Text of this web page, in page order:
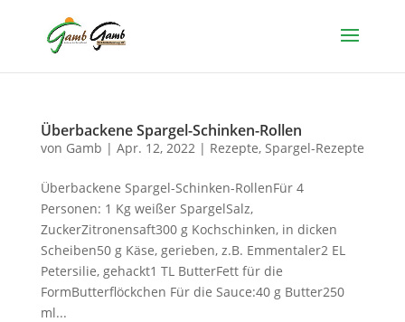
Überbackene Spargel-Schinken-Rollen
von Gamb | Apr. 12, 2022| Rezepte, Spargel-Rezepte
Überbackene Spargel-Schinken-RollenFür 4
Personen: 1 Kg weißer SpargelSalz,
ZuckerZitronensaft300 g Kochschinken, in dicken
Scheiben50 g Käse, gerieben, z.B. Emmentaler2 EL
Petersilie, gehackt1 TL ButterFett für die
FormButterflöckchen Für die Sauce:40 g Butter250
ml...